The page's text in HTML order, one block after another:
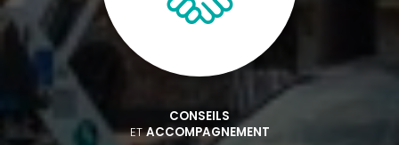
CONSEILS
ETACCOMPAGNEMENT